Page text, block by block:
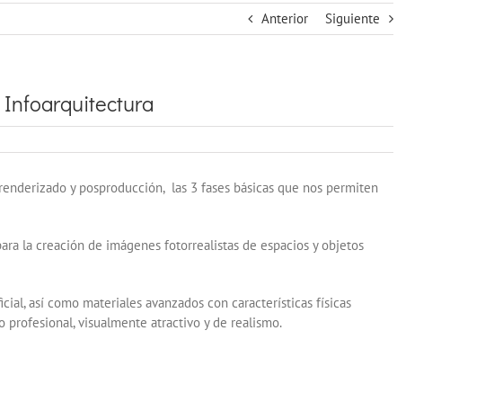
Anterior Siguiente
Infoarquitectura
y posproducción, las 3 fases básicas que nos permiten
la creación de imágenes fotorrealistas de espacios y objetos
así como materiales avanzados con características físicas
profesional, visualmente atractivo y de realismo.